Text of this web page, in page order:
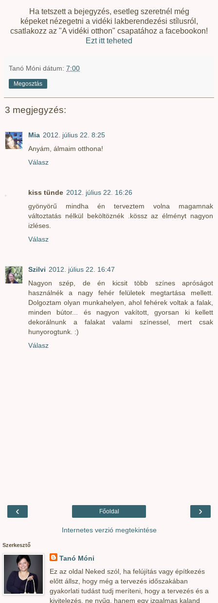
Ha tetszett a bejegyzés, esetleg szeretnél még
képeket nézegetni a vidéki lakberendezési stílusról,
csatlakozz az "A vidéki otthon" csapatához a facebookon!
Ezt itt teheted
Tanó Móni dátum: 7:00
Megosztás
3 megjegyzés:
Mia 2012. július 22. 8:25
Anyám, álmaim otthona!
Válasz
kiss tünde 2012. július 22. 16:26
gyönyörű mindha én terveztem volna magamnak
változtatás nélkül beköltöznék .kössz az élményt nagyon
izléses.
Válasz
Szilvi 2012. július 22. 16:47
Nagyon szép, de én kicsit több színes apróságot
használnék a nagy fehér felületek megtartása mellett.
Dolgoztam olyan munkahelyen, ahol fehérek voltak a falak,
minden bútor... és nagyon vakított, gyorsan ki kellett
dekorálnunk a falakat valami színessel, mert csak
hunyorogtunk. :)
Válasz
‹ ›
Főoldal
Internetes verzió megtekintése
Szerkesztő
Tanó Móni
Ez az oldal Neked szól, ha felújítás vagy építkezés
előtt állsz, hogy még a tervezés időszakában
gyakorlati tudást tudj meríteni, hogy a tervezés és a
kivitelezés, ne nyűg, hanem egy izgalmas kaland